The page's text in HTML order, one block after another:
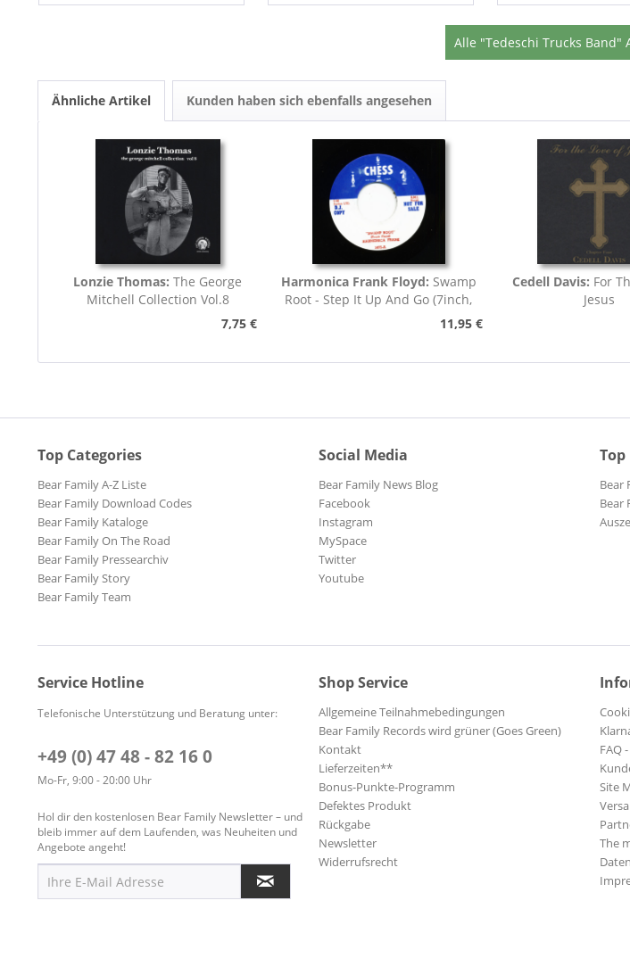
Alle "Tedeschi Trucks Band"
Ähnliche Artikel Kunden haben sich ebenfalls angesehen
Lonzie Thomas:The George
Mitchell Collection Vol.8
7,75 €
Harmonica Frank Floyd: Swamp
Root - Step It Up And Go (7inch,
11,95 €
Cedell Davis: For
Jesus
Top Categories
Bear Family A-Z Liste
Bear Family Download Codes
Bear Family Kataloge
Bear Family On The Road
Bear Family Pressearchiv
Bear Family Story
Bear Family Team
Social Media
Bear Family News Blog
Facebook
Instagram
MySpace
Twitter
Youtube
Bear
Bear
Service Hotline
Telefonische Unterstützung und Beratung unter:
+49 (0) 47 48 - 82 16 0
Mo-Fr, 9:00 - 20:00 Uhr
Hol dir den kostenlosen Bear Family Newsletter – und
bleib immer auf dem Laufenden, was Neuheiten und
Angebote angeht!
Shop Service
Allgemeine Teilnahmebedingungen
Bear Family Records wird grüner (Goes Green)
Kontakt
Lieferzeiten**
Bonus-Punkte-Programm
Defektes Produkt
Rückgabe
Newsletter
Widerrufsrecht
FAQ
Site
The